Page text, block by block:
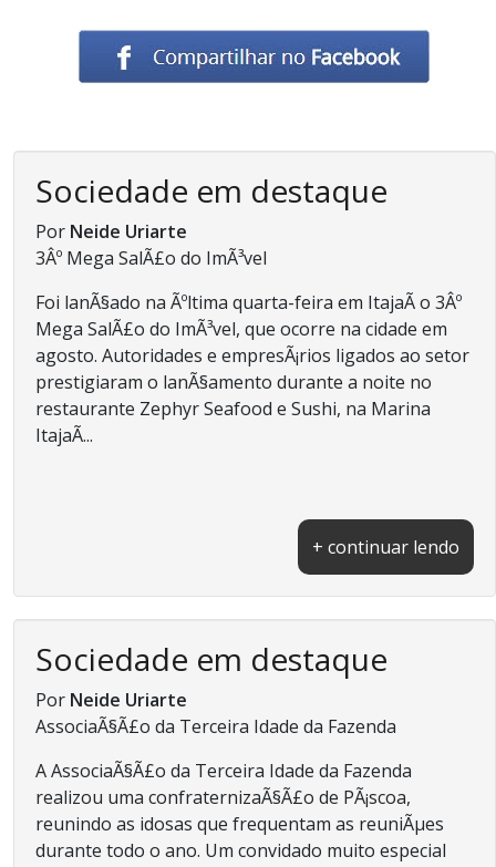
Sociedade em destaque
Por Neide Uriarte
3Âº Mega SalÃ£o do ImÃ³vel
Foi lanÃ§ado na Ãºltima quarta-feira em ItajaÃ­ o 3Âº
Mega SalÃ£o do ImÃ³vel, que ocorre na cidade em
agosto. Autoridades e empresÃ¡rios ligados ao setor
prestigiaram o lanÃ§amento durante a noite no
restaurante Zephyr Seafood e Sushi, na Marina
ItajaÃ­...
+ continuar lendo
Sociedade em destaque
Por Neide Uriarte
AssociaÃ§Ã£o da Terceira Idade da Fazenda
A AssociaÃ§Ã£o da Terceira Idade da Fazenda
realizou uma confraternizaÃ§Ã£o de PÃ¡scoa,
reunindo as idosas que frequentam as reuniÃµes
durante todo o ano. Um convidado muito especial